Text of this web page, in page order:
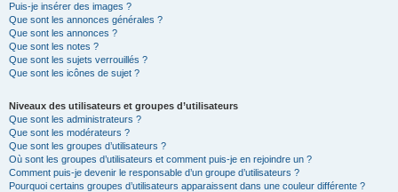
Puis-je insérer des images ?
Que sont les annonces générales ?
Que sont les annonces ?
Que sont les notes ?
Que sont les sujets verrouillés ?
Que sont les icônes de sujet ?
Niveaux des utilisateurs et groupes d’utilisateurs
Que sont les administrateurs ?
Que sont les modérateurs ?
Que sont les groupes d’utilisateurs ?
Où sont les groupes d’utilisateurs et comment puis-je en rejoindre un ?
Comment puis-je devenir le responsable d’un groupe d’utilisateurs ?
Pourquoi certains groupes d’utilisateurs apparaissent dans une couleur différente ?